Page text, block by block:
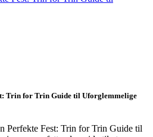
Trin for Trin Guide til Uforglemmelige
Perfekte Fest: Trin for Trin Guide til